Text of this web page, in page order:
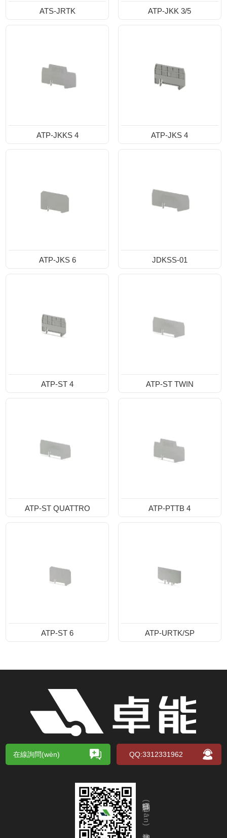
ATS-JRTK ATP-JKK 3/5
ATP-JKKS 4 ATP-JKS 4
ATP-JKS 6 JDKSS-01
ATP-ST 4 ATP-ST TWIN
ATP-ST QUATTRO ATP-PTTB 4
ATP-ST 6 ATP-URTK/SP
在線詢問(wèn) QQ:3312331962
掃碼關(guān)注我們